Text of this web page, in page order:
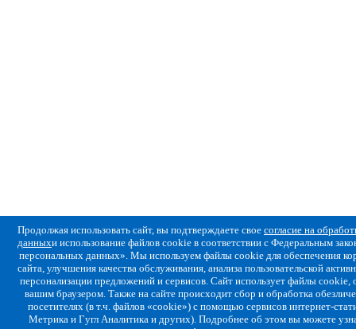
Продолжая использовать сайт, вы подтверждаете свое согласие на
данныхи использование файлов cookie в соответствии с Федеральным
персональных данных». Мы используем файлы cookie для обеспечения
сайта, улучшения качества обслуживания, анализа пользовательской
персонализации предложений и сервисов. Сайт использует файлы cookie,
вашим браузером. Также на сайте происходит сбор и обработка
посетителях (в т.ч. файлов «cookie») с помощью сервисов интернет-
Метрика и Гугл Аналитика и других). Подробнее об этом вы можете